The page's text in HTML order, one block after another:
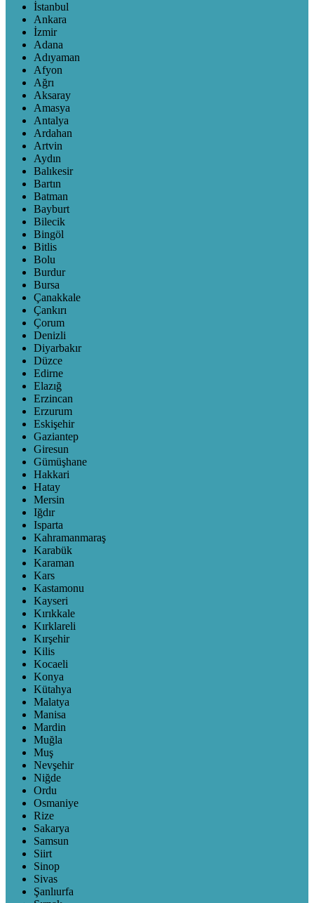
İstanbul
Ankara
İzmir
Adana
Adıyaman
Afyon
Ağrı
Aksaray
Amasya
Antalya
Ardahan
Artvin
Aydın
Balıkesir
Bartın
Batman
Bayburt
Bilecik
Bingöl
Bitlis
Bolu
Burdur
Bursa
Çanakkale
Çankırı
Çorum
Denizli
Diyarbakır
Düzce
Edirne
Elazığ
Erzincan
Erzurum
Eskişehir
Gaziantep
Giresun
Gümüşhane
Hakkari
Hatay
Mersin
Iğdır
Isparta
Kahramanmaraş
Karabük
Karaman
Kars
Kastamonu
Kayseri
Kırıkkale
Kırklareli
Kırşehir
Kilis
Kocaeli
Konya
Kütahya
Malatya
Manisa
Mardin
Muğla
Muş
Nevşehir
Niğde
Ordu
Osmaniye
Rize
Sakarya
Samsun
Siirt
Sinop
Sivas
Şanlıurfa